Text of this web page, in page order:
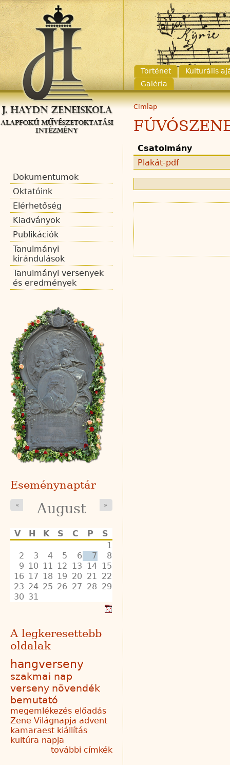
Történet
Kulturális
Galéria
Címlap
Csatolmány
Plakát-pdf
Dokumentumok
Oktatóink
Elérhetőség
Kiadványok
Publikációk
Tanulmányi
kirándulások
Tanulmányi versenyek
és eredmények
Eseménynaptár
« August »
V H K S C P
S
1
2
3 4 5 6 7
8
9 10 11 12 13 14 15
16 17 18 19 20 21
22
23 24 25 26 27 28 29
30 31
A legkeresettebb
oldalak
hangverseny
szakmai nap
verseny növendék
bemutató
megemlékezés előadás
Zene Világnapja advent
kamaraest kiállítás
kultúra napja
további címkék